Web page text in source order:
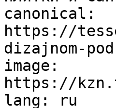
canonical:
https://
dizajnom-
image:
https://
lang: ru